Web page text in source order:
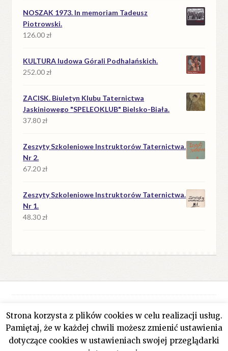
NOSZAK 1973. In memoriam Tadeusz
Piotrowski.
126.00zł
KULTURA ludowa Górali Podhalańskich.
252.00zł
ZACISK. Biuletyn Klubu Taternictwa
Jaskiniowego "SPELEOKLUB" Bielsko-Biała.
37.80zł
Zeszyty Szkoleniowe Instruktorów Taternictwa.
Nr 2.
67.20zł
Zeszyty Szkoleniowe Instruktorów Taternictwa.
Nr 1.
48.30zł
© Antykwariat Filar 2026
Polityka prywatności
Stworzone z WooCommerce.
Strona korzysta z plików cookies w celu realizacji usług.
Pamiętaj, że w każdej chwili możesz zmienić ustawienia
dotyczące cookies w ustawieniach swojej przeglądarki